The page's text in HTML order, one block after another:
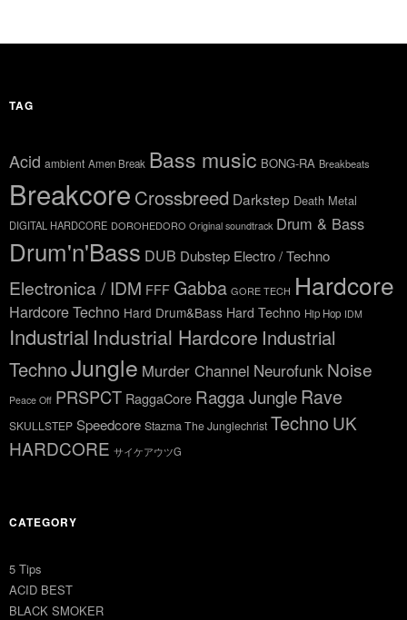
TAG
Acid ambient Amen Break Bass music BONG-RA Breakbeats
Breakcore Crossbreed Darkstep Death Metal
DIGITAL HARDCORE DOROHEDORO Original soundtrack Drum & Bass
Drum'n'Bass DUB Dubstep Electro / Techno
Electronica / IDM FFF Gabba GORE TECH Hardcore
Hardcore Techno Hard Drum&Bass Hard Techno Hip Hop IDM
Industrial Industrial Hardcore Industrial
TechnoJungle Murder Channel Neurofunk Noise
Peace Off PRSPCT RaggaCore Ragga JungleRave
SKULLSTEP Speedcore Stazma The Junglechrist TechnoUK
HARDCORE サイケアウツG
CATEGORY
5 Tips
ACID BEST
BLACK SMOKER